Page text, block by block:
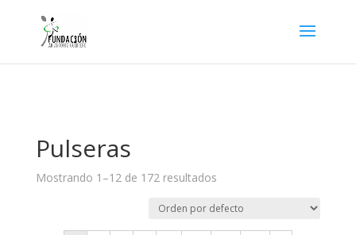
Pulseras
Mostrando 1–12 de 172 resultados